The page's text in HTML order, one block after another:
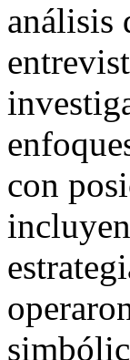
análisis
con